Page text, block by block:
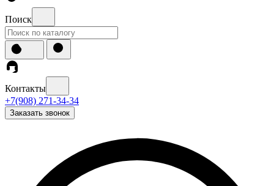
Поиск
Контакты
+7(908) 271-34-34
Заказать звонок